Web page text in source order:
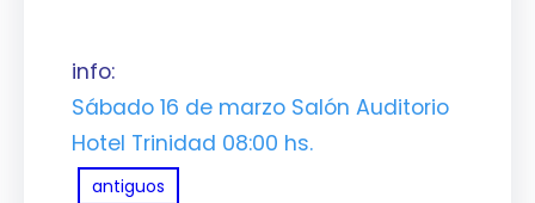
info:
Sábado 16 de marzo Salón Auditorio
Hotel Trinidad 08:00 hs.
antiguos